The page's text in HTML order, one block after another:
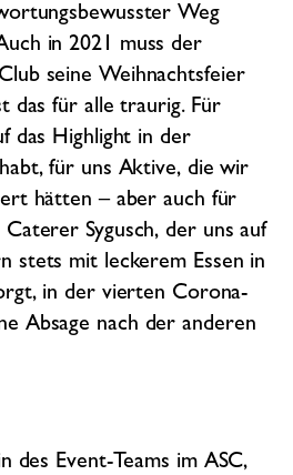
Weg
in 2021 muss der
seine Weihnachtsfeier
das für alle traurig. Für
das Highlight in der
für uns Aktive, die wir
hätten – aber auch für
Sygusch, der uns auf
stets mit leckerem Essen in
in der vierten Corona-
Absage nach der anderen
des Event-Teams im ASC,